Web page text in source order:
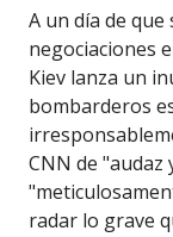
A un día de que
negociaciones
Kiev lanza un
bombarderos
CNN de audaz
radar lo grave